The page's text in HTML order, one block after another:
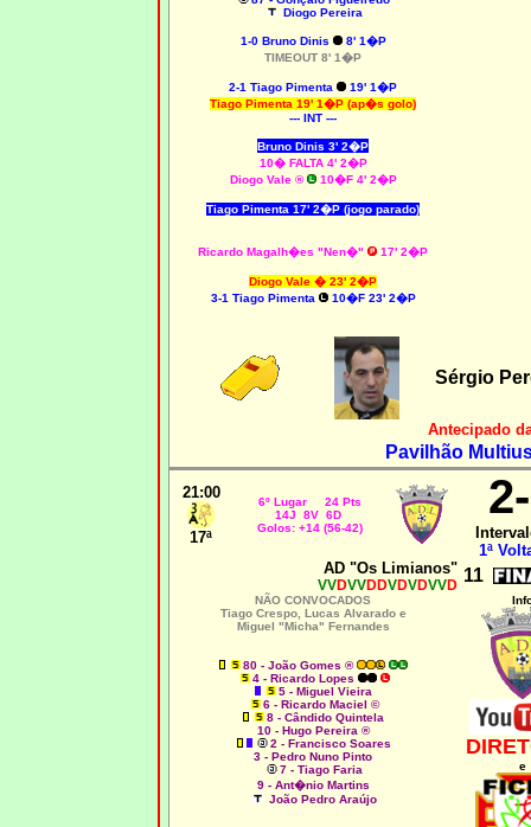
Diogo Pereira
1-0 Bruno Dinis
8' 1�P
TIMEOUT 8' 1�P
2-1 Tiago Pimenta
19' 1�P
Tiago Pimenta 19' 1�P (ap�s golo)
--- INT ---
Bruno Dinis 3' 2�P
10� FALTA 4' 2�P
Diogo Vale ®
10�F 4' 2�P
Tiago Pimenta 17' 2�P (jogo parado)
Ricardo Magalh�es "Nen�" 17' 2�P
Diogo Vale � 23' 2�P
3-1 Tiago Pimenta
10�F 23' 2�P
Sérgio
Antecipado
Pavilhão
21:00
17ª
6º Lugar 24 Pts
14J 8V 6D
Golos: +14 (56-42)
2
1ª
AD "Os Limianos"
VVDVVDDVDVDVVD 11
NÃO CONVOCADOS
Tiago Crespo, Lucas Alvarado e
Miguel "Micha" Fernandes
80 - João Gomes ®
4 - Ricardo Lopes
5 - Miguel Vieira
6 - Ricardo Maciel ©
8 - Cândido Quintela
10 - Hugo Pereira ®
2 - Francisco Soares
3 - Pedro Nuno Pinto
7 - Tiago Faria
9 - Ant�nio Martins
João Pedro Araújo
e